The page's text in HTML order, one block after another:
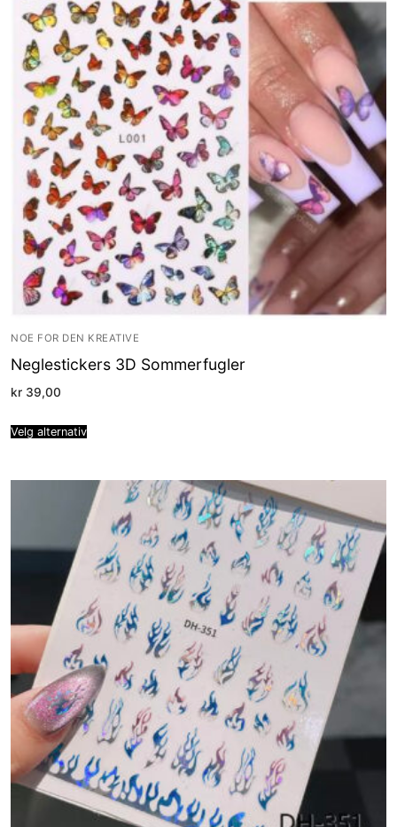
NOE FOR DEN KREATIVE
Neglestickers 3D Sommerfugler
kr 39,00
Velg alternativ